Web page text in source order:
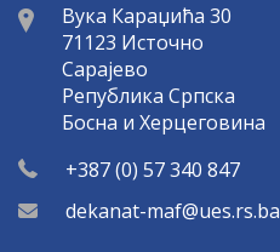
Вука Караџића 30
71123 Источно
Сарајево
Република Српска
Босна и Херцеговина
+387 (0) 57 340 847
dekanat-maf@ues.rs.ba